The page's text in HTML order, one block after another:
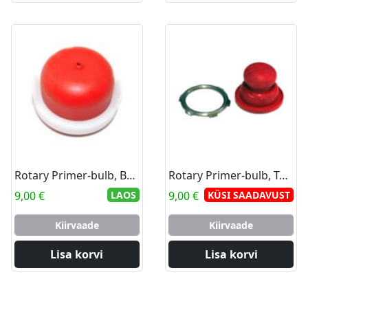
Rotary Primer-bulb, B&S
9,00€ LAOS
Kiirvaade
Lisa korvi
Rotary Primer-bulb, Tecumseh
9,00€ KÜSI SAADAVUST
Kiirvaade
Lisa korvi